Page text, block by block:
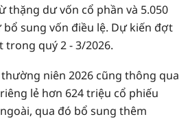
thặng dư vốn cổ phần và 5.050
sung vốn điều lệ. Dự kiến đợt
trong quý 2 - 3/2026.
niên 2026 cũng thông qua
lẻ hơn 624 triệu cổ phiếu
qua đó bổ sung thêm